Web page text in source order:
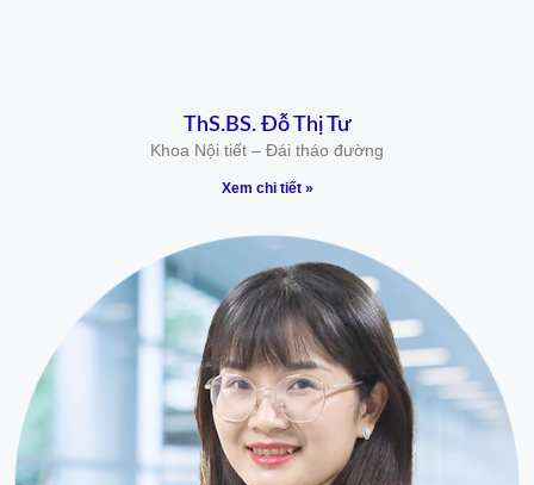
ThS.BS. Đỗ Thị Tư
Khoa Nội tiết – Đái tháo đường
Xem chi tiết »